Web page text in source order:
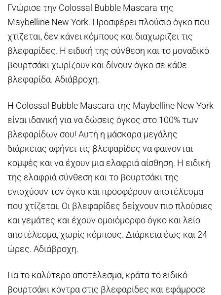
Γνώρισε την Colossal Bubble Mascara της
Maybelline New York. Προσφέρει πλούσιο όγκο που
χτίζεται, δεν κάνει κόμπους και διαχωρίζει τις
βλεφαρίδες. Η ειδική της σύνθεση και το μοναδικό
βουρτσάκι χωρίζουν και δίνουν όγκο σε κάθε
βλεφαρίδα. Αδιάβροχη.
Η Colossal Bubble Mascara της Maybelline New York
είναι ιδανική για να δώσεις όγκος στο 100% των
βλεφαρίδων σου! Αυτή η μάσκαρα μεγάλης
διάρκειας αφήνει τις βλεφαρίδες να φαίνονται
κομψές και να έχουν μια ελαφριά αίσθηση. Η ειδική
της ελαφριά σύνθεση και το βουρτσάκι της
ενισχύουν τον όγκο και προσφέρουν αποτέλεσμα
που χτίζεται. Οι βλεφαρίδες δείχνουν πιο πλούσιες
και γεμάτες και έχουν ομοιόμορφο όγκο και λείο
αποτέλεσμα, χωρίς κόμπους. Διάρκεια έως και 24
ώρες. Αδιάβροχη.
Για το καλύτερο αποτέλεσμα, κράτα το ειδικό
βουρτσάκι κόντρα στις βλεφαρίδες και εφάμροσε